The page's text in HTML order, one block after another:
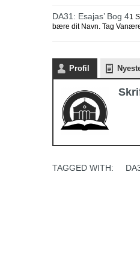
DA31: Esajas’ Bog 41
bære dit Navn. Tag
Profil
TAGGED WITH: